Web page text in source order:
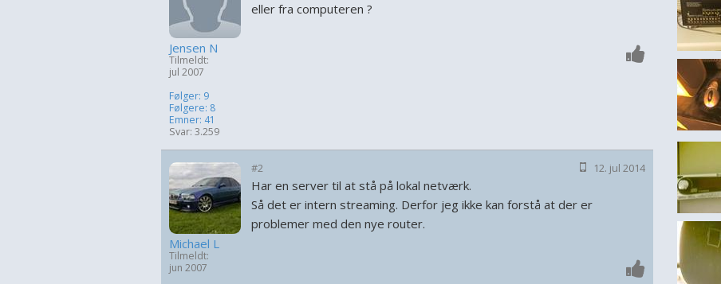
Jensen N
Tilmeldt:
jul 2007
Følger: 9
Følgere: 8
Emner: 41
Svar: 3.259
eller fra computeren ?
Michael L
Tilmeldt:
jun 2007
#2 12. jul 2014
Har en server til at stå på lokal netværk.
Så det er intern streaming. Derfor jeg ikke kan forstå at der er
problemer med den nye router.